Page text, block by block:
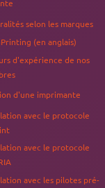
(génériques ou
sur un
selon les marques
(en anglais)
d'expérience de nos
d'une imprimante
avec le protocole
avec le protocole
avec les pilotes pré-